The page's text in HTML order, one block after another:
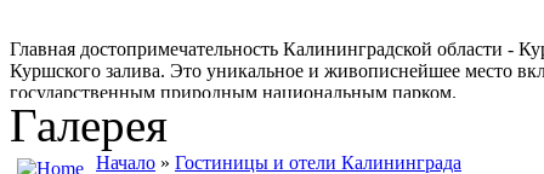
Главная достопримечательность Калининградской области -
Куршского залива. Это уникальное и живописнейшее место
государственным природным национальным парком.
Галерея
Начало » Гостиницы и отели Калининграда